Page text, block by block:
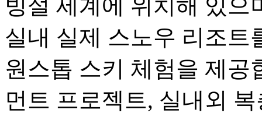
빙설 세계에 위치해 있으
실내 실제 스노우 리조트
원스톱 스키 체험을 제공
먼트 프로젝트, 실내외